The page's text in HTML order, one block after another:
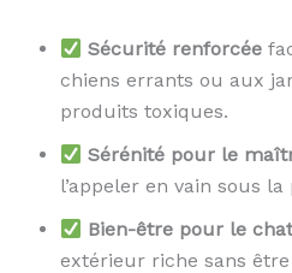
Sécurité renforcée
chiens errants ou aux
produits toxiques.
Sérénité pour le
l’appeler en vain sous la
Bien-être pour le
extérieur riche sans